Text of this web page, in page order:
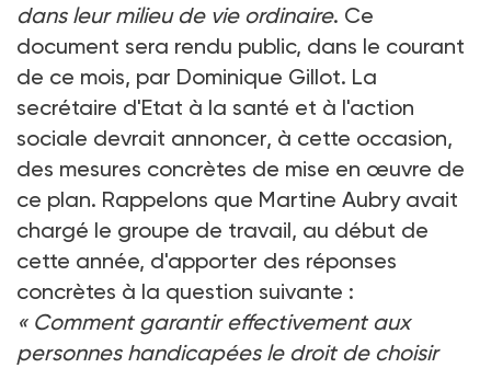
dans leur milieu de vie ordinaire. Ce
document sera rendu public, dans le courant
de ce mois, par Dominique Gillot. La
secrétaire d'Etat à la santé et à l'action
sociale devrait annoncer, à cette occasion,
des mesures concrètes de mise en œuvre de
ce plan. Rappelons que Martine Aubry avait
chargé le groupe de travail, au début de
cette année, d'apporter des réponses
concrètes à la question suivante :
« Comment garantir effectivement aux
personnes handicapées le droit de choisir